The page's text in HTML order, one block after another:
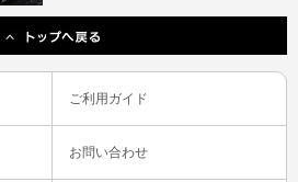
ご利用ガイド
お問い合わせ